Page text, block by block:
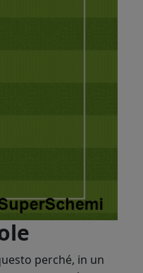
perché, in un